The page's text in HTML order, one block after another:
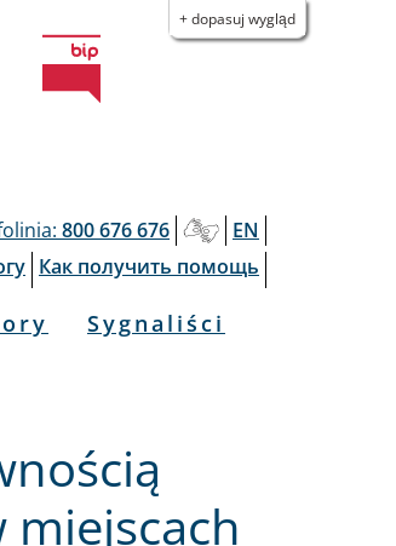
+ dopasuj wygląd
800 676 676
EN
Как получить помощь
Sygnaliści